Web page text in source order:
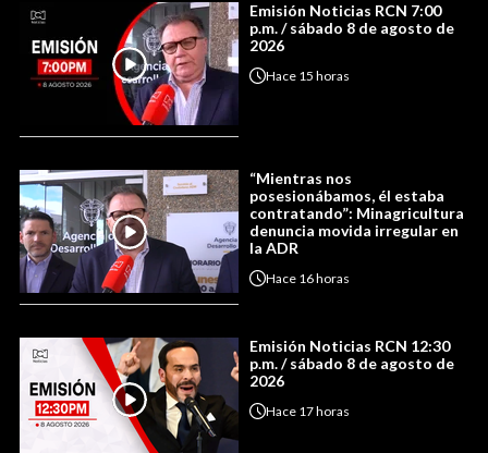
Emisión Noticias RCN 7:00
p.m. / sábado 8 de agosto de
2026
Hace 15 horas
“Mientras nos
posesionábamos, él estaba
contratando”: Minagricultura
denuncia movida irregular en
la ADR
Hace 16 horas
Emisión Noticias RCN 12:30
p.m. / sábado 8 de agosto de
2026
Hace 17 horas